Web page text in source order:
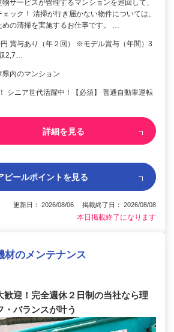
サービスが管理するマンションを巡回して、
ック！ 清掃が行き届かない物件については、
めの清掃を実施するお仕事です。 …
賞与あり（年２回） ※モデル賞与（年間）3
2,7…
県内のマンション
シニア世代活躍中！【必須】 普通自動車運転
詳細を見る
ピールポイントを見る
更新日： 2026/08/06 掲載終了日： 2026/08/08
本日掲載終了になります
材のメンテナンス
歓迎！完全週休２日制の当社なら理
・バランスが叶う